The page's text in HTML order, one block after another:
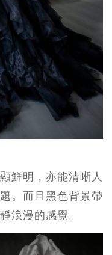
鮮明，亦能清晰人
。而且黑色背景帶
浪漫的感覺。